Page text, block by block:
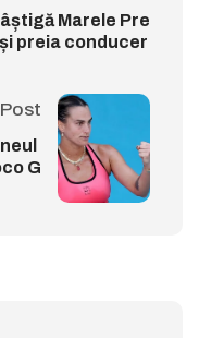
Marele Pre
preia conducer
G